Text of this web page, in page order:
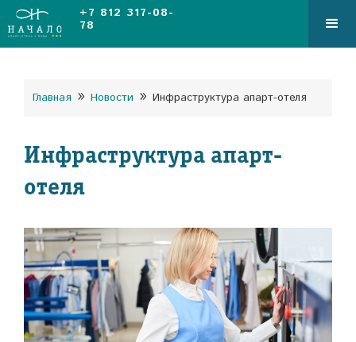
+7 812 317-08-
78
Главная » Новости » Инфраструктура апарт-отеля
Инфраструктура апарт-
отеля